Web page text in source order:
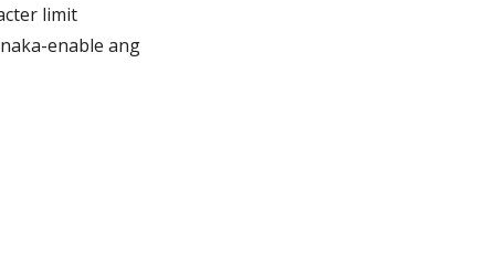
limit
enable ang